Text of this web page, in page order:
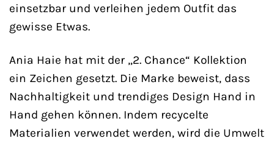
einsetzbar und verleihen jedem Outfit das
gewisse Etwas.
Ania Haie hat mit der „2. Chance“ Kollektion
ein Zeichen gesetzt. Die Marke beweist, dass
Nachhaltigkeit und trendiges Design Hand in
Hand gehen können. Indem recycelte
Materialien verwendet werden, wird die Umwelt